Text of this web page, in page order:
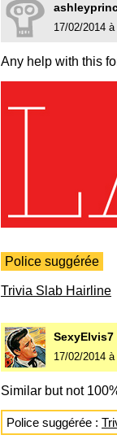
17/02/2014
Any help with this
Police suggérée
Trivia Slab Hairline
SexyElvis7
17/02/2014
Similar but not
Police suggérée :